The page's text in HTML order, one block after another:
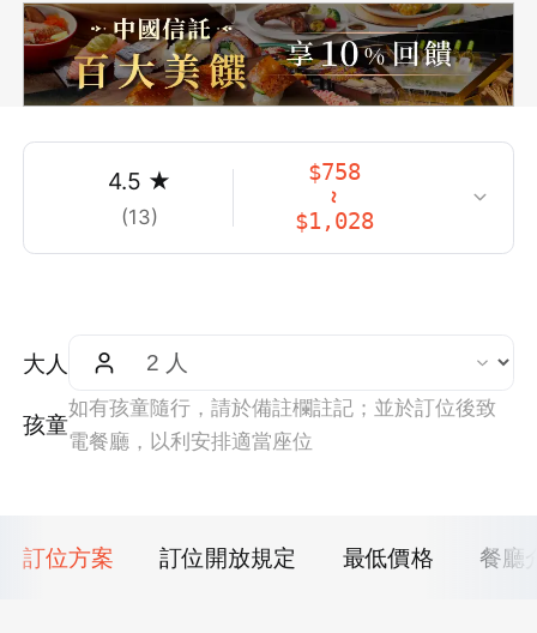
4.5 ★
(13)
$758
~
$1,028
大人
孩童
如有孩童隨行，請於備註欄註記；並於訂位後致
電餐廳，以利安排適當座位
訂位方案 訂位開放規定 最低價格 餐廳